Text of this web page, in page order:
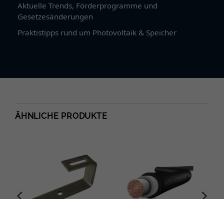
Aktuelle Trends, Förderprogramme und
Gesetzesänderungen
Praktistipps rund um Photovoltaik & Speicher
ÄHNLICHE PRODUKTE